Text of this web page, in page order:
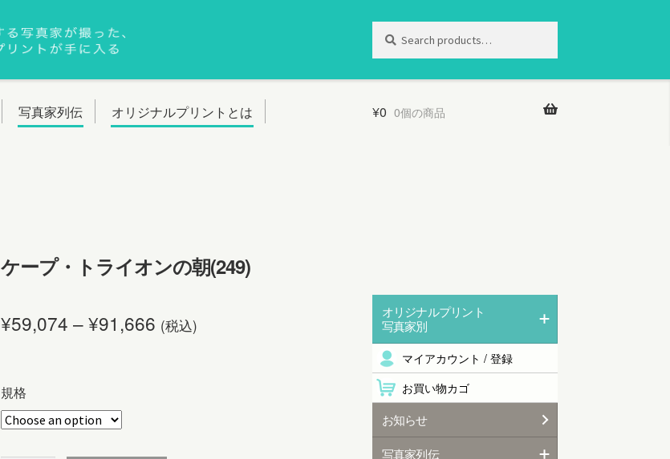
Search
for:
写真家列伝 オリジナルプリントとは ¥0 0個の商品
ケープ・トライオンの朝(249)
¥59,074 –¥91,666 (税込)
規格
オリジナルプリント
写真家別
マイアカウント / 登録
お買い物カゴ
お知らせ
写真家列伝